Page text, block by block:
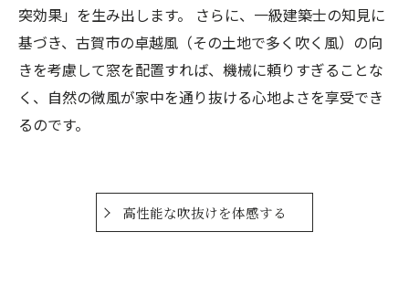
突効果」を生み出します。 さらに、一級建築士の知見に
基づき、古賀市の卓越風（その土地で多く吹く風）の向
きを考慮して窓を配置すれば、機械に頼りすぎることな
く、自然の微風が家中を通り抜ける心地よさを享受でき
るのです。
高性能な吹抜けを体感する